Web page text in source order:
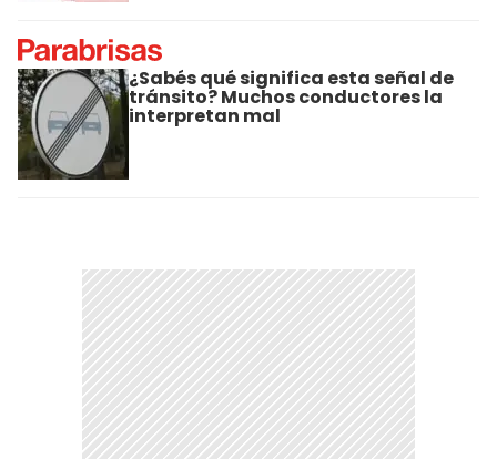
¿Sabés qué significa esta señal de
tránsito? Muchos conductores la
interpretan mal